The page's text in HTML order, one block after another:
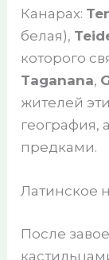
Канарах:
белая),
которого
Taganana,
жителей
география,
предками.
Латинское
После